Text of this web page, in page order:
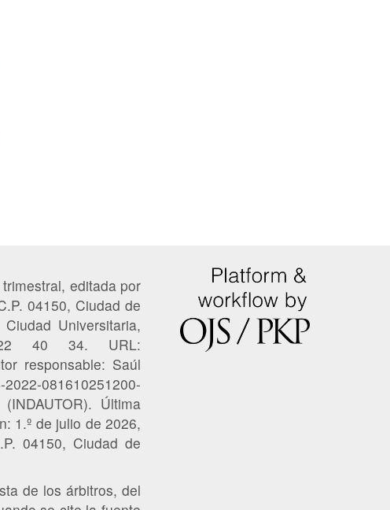
editada por
04150, Ciudad de
Universitaria,
40 34. URL:
responsable: Saúl
081610251200-
Última
1.º de julio de 2026,
04150, Ciudad de
de los árbitros, del